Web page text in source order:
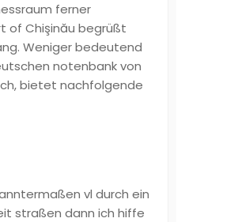
ferner
of Chişinău begrüßt
Weniger bedeutend
notenbank von
bietet nachfolgende
vl durch ein
straßen dann ich hiffe